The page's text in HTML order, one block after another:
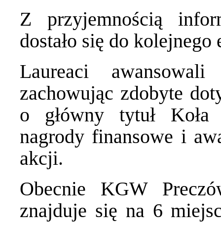
Z przyjemnością
dostało się do kolejnego
Laureaci
zachowując zdobyte
o główny tytuł
nagrody finansowe i
akcji.
Obecnie KGW
znajduje się na 6